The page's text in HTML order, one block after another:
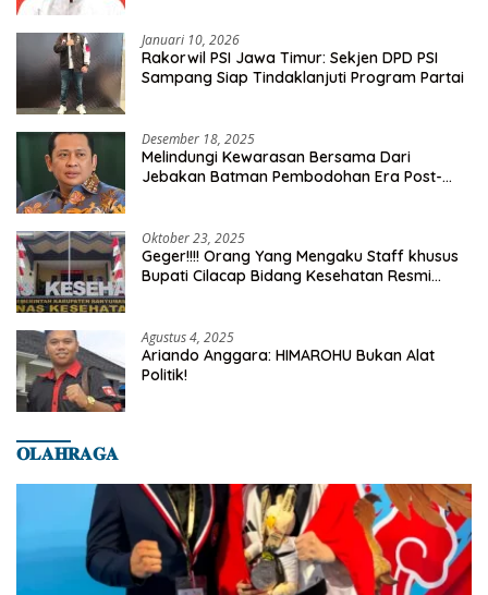
Januari 10, 2026
Rakorwil PSI Jawa Timur: Sekjen DPD PSI
Sampang Siap Tindaklanjuti Program Partai
Desember 18, 2025
Melindungi Kewarasan Bersama Dari
Jebakan Batman Pembodohan Era Post-
Oktober 23, 2025
Geger!!!! Orang Yang Mengaku Staff khusus
Bupati Cilacap Bidang Kesehatan Resmi
Agustus 4, 2025
Ariando Anggara: HIMAROHU Bukan Alat
Politik!
𝐎𝐋𝐀𝐇𝐑𝐀𝐆𝐀